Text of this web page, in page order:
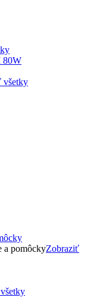
všetky
a pomôckyZobraziť